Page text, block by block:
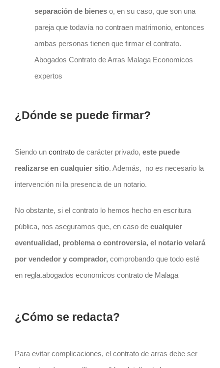
separación de bieneso, en su caso, que son una
pareja que todavía no contraen matrimonio, entonces
ambas personas tienen que firmar el contrato.
Abogados Contrato de Arras Malaga Economicos
expertos
¿Dónde se puede firmar?
Siendo un contratode carácter privado, este puede
realizarse en cualquier sitio. Además, no es necesario la
intervención ni la presencia de un notario.
No obstante, si el contratolo hemos hecho en escritura
pública, nos aseguramos que, en caso de cualquier
eventualidad, problema o controversia, el notario velará
por vendedor y comprador,comprobando que todo esté
en regla.abogados economicos contrato de Malaga
¿Cómo se redacta?
Para evitar complicaciones, el contratode arras debe ser